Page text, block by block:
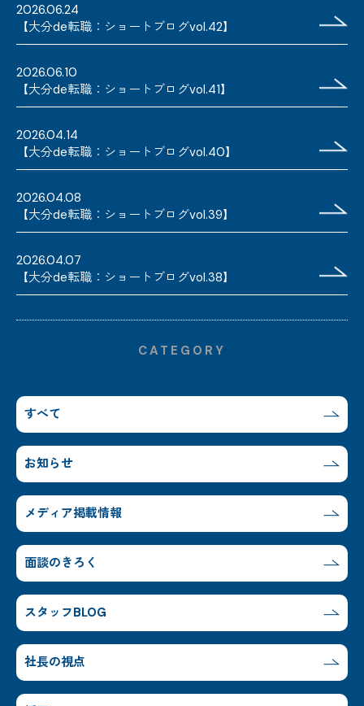
2026.06.24
【大分de転職：ショートブログvol.42】
2026.06.10
【大分de転職：ショートブログvol.41】
2026.04.14
【大分de転職：ショートブログvol.40】
2026.04.08
【大分de転職：ショートブログvol.39】
2026.04.07
【大分de転職：ショートブログvol.38】
CATEGORY
すべて
お知らせ
メディア掲載情報
面談のきろく
スタッフBLOG
社長の視点